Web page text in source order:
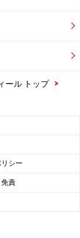
ール トップ
>
シー
責